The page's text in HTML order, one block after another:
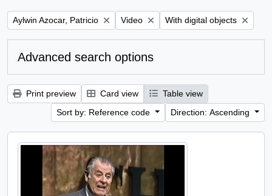
Remove filter:
Aylwin Azocar, Patricio Remove filter:
Video Remove filter:
With digital objects
Advanced search options
Print preview Card view
Table view
Sort by: Reference code
Direction: Ascending